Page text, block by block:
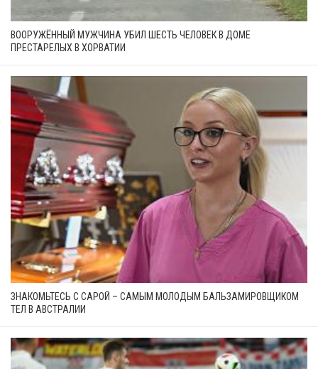
ВООРУЖЁННЫЙ МУЖЧИНА УБИЛ ШЕСТЬ ЧЕЛОВЕК В ДОМЕ
ПРЕСТАРЕЛЫХ В ХОРВАТИИ
ЗНАКОМЬТЕСЬ С САРОЙ – САМЫМ МОЛОДЫМ БАЛЬЗАМИРОВЩИКОМ
ТЕЛ В АВСТРАЛИИ